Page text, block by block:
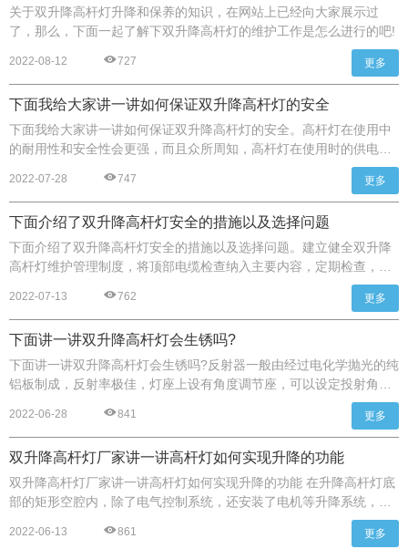
关于双升降高杆灯升降和保养的知识，在网站上已经向大家展示过
了，那么，下面一起了解下双升降高杆灯的维护工作是怎么进行的吧!
2022-08-12 727 更多
下面我给大家讲一讲如何保证双升降高杆灯的安全
下面我给大家讲一讲如何保证双升降高杆灯的安全。高杆灯在使用中
的耐用性和安全性会更强，而且众所周知，高杆灯在使用时的供电方
式与普通灯具不同，其灯具在使用过程中温度不会很高，从这些方面
来看，高杆灯在使用时的安全性能是非常好的。
2022-07-28 747 更多
下面介绍了双升降高杆灯安全的措施以及选择问题
下面介绍了双升降高杆灯安全的措施以及选择问题。建立健全双升降
高杆灯维护管理制度，将顶部电缆检查纳入主要内容，定期检查，并
2022-07-13 762 更多
下面讲一讲双升降高杆灯会生锈吗?
下面讲一讲双升降高杆灯会生锈吗?反射器一般由经过电化学抛光的纯
铝板制成，反射率极佳，灯座上设有角度调节座，可以设定投射角
度，保证不同场合灯光配置合理，照明均匀，照明开关有手动控制和
自动控制两种方式，对用户来说非常方便，易于操作。
2022-06-28 841 更多
双升降高杆灯厂家讲一讲高杆灯如何实现升降的功能
双升降高杆灯厂家讲一讲高杆灯如何实现升降的功能 在升降高杆灯底
部的矩形空腔内，除了电气控制系统，还安装了电机等升降系统，灯
杆内部装有电气控制系统，可避免因室外环境恶劣而导致升降动作失
败，电气控制系统中有各种电路过载保护装置，铜基镀银广泛用作系
2022-06-13 861 更多